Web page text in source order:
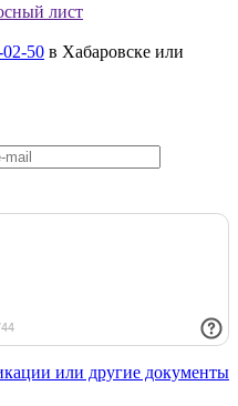
лист
50 в Хабаровске или
или другие документы